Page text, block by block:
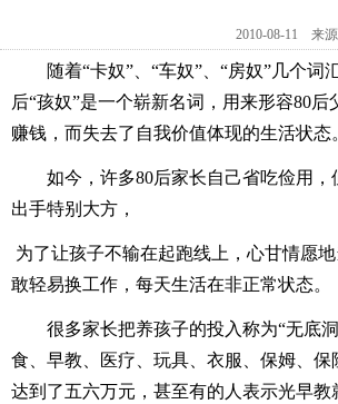
2010-08-11 来
随着“卡奴”、“车奴”、“房奴”几个
后“孩奴”是一个崭新名词，用来形容80
赚钱，而失去了自我价值体现的生活状态
如今，许多80后家长自己省吃俭用
出手特别大方，
为了让孩子不输在起跑线上，心甘情愿
敢轻易换工作，每天生活在非正常状态。
很多家长把养孩子的投入称为“无底
食、早教、医疗、玩具、衣服、保姆、
达到了五六万元，甚至有的人表示光早教